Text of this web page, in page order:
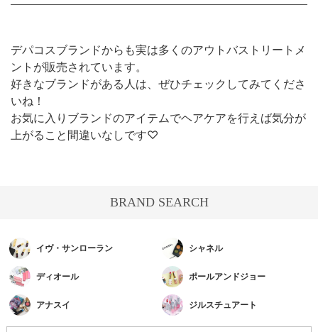
デパコスブランドからも実は多くのアウトバストリートメ
ントが販売されています。
好きなブランドがある人は、ぜひチェックしてみてくださ
いね！
お気に入りブランドのアイテムでヘアケアを行えば気分が
上がること間違いなしです♡
BRAND SEARCH
イヴ・サンローラン シャネル
ディオール ポールアンドジョー
アナスイ ジルスチュアート